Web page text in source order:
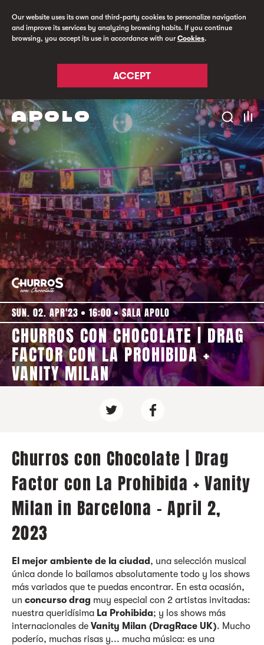
Our website uses its own and third-party cookies to personalize navigation
and improve its services by analyzing browsing habits. If you continue
browsing, you accept its use in accordance with ourCookies.
ACCEPT
SUN. 02. APR'23 16:00 SALA APOLO
CHURROS CON CHOCOLATE | DRAG
FACTOR CON LA PROHIBIDA +
VANITY MILAN
Churros con Chocolate | Drag
Factor con La Prohibida + Vanity
Milan in Barcelona - April 2,
2023
El mejor ambiente de la ciudad , una selección musical
única donde lo bailamos absolutamente todo y los shows
más variados que te puedas encontrar. En esta ocasión,
un concurso drag muy especial con 2 artistas invitadas:
nuestra queridísima La Prohibida; y los shows más
internacionales de Vanity Milan (DragRace UK). Mucho
poderío, muchas risas y... mucha música: es una